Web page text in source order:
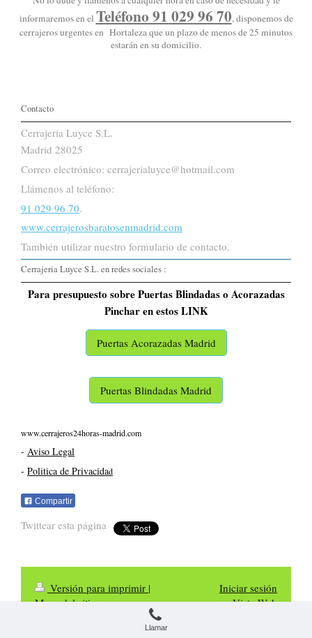
informaremos en el Teléfono 91 029 96 70, disponemos de
cerrajeros urgentes en Hortaleza que un plazo de menos de 25 minutos
estarán en su domicilio.
Contacto
Cerrajeria Luyce S.L.
Madrid 28025
Correo electrónico: cerrajerialuyce@hotmail.com
Llámenos al teléfono:
91 029 96 70.
www.cerrajerosbaratosenmadrid.com
También utilizar nuestro formulario de contacto.
Cerrajeria Luyce S.L. en redes sociales :
Para presupuesto sobre Puertas Blindadas o Acorazadas
Pinchar en estos LINK
Puertas Acorazadas Madrid
Puertas Blindadas Madrid
www.cerrajeros24horas-madrid.com
- Aviso Legal
- Politica de Privacidad
Compartir
Twittear esta página
Versión para imprimir |
Mapa del sitio
Cerrajeros Madrid 24 Horas
Iniciar sesión
Vista Web
Llamar